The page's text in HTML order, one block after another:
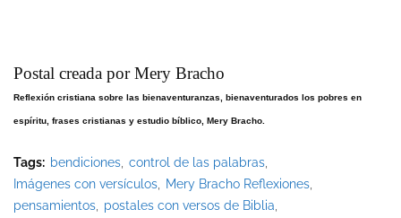
Postal creada por Mery Bracho
Reflexión cristiana sobre las bienaventuranzas, bienaventurados los pobres en
espíritu, frases cristianas y estudio bíblico, Mery Bracho.
Tags: bendiciones control de las palabras
Imágenes con versículos
Mery Bracho Reflexiones
pensamientos
postales con versos de Biblia